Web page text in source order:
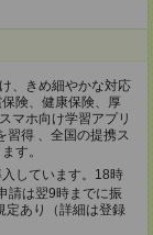
、きめ細やかな対応
険、健康保険、厚
マホ向け学習アプリ
習得 、全国の提携ス
す。
しています。18時
請は翌9時までに振
あり（詳細は登録